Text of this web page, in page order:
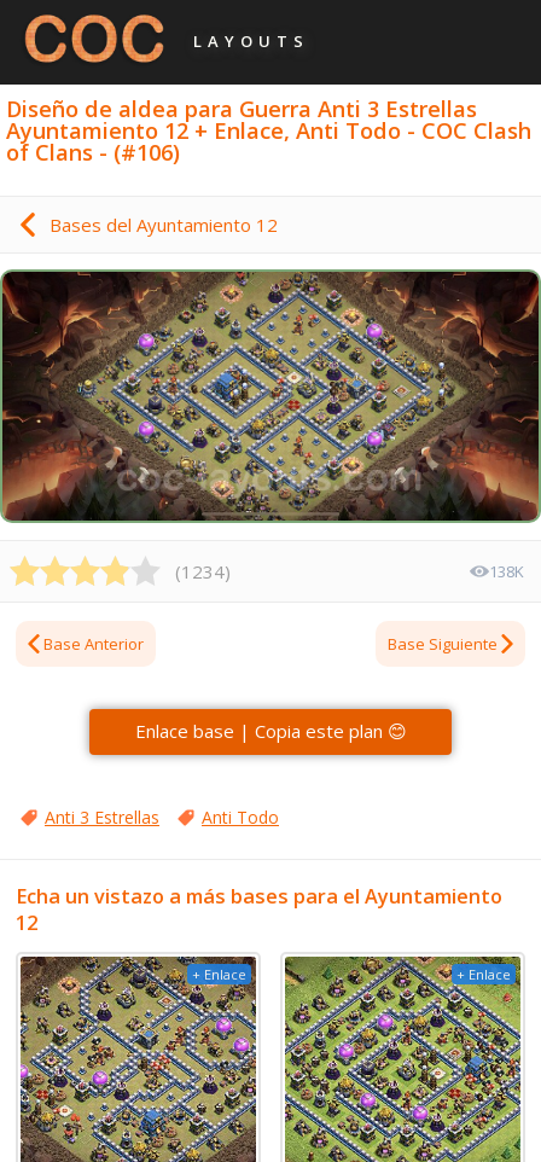
LAYOUTS
Diseño de aldea para Guerra Anti 3 Estrellas
Ayuntamiento 12 + Enlace, Anti Todo - COC Clash
of Clans - (#106)
Bases del Ayuntamiento 12
(1234) 138K
Base Anterior Base Siguiente
Enlace base | Copia este plan 😊
Anti 3 Estrellas Anti Todo
Echa un vistazo a más bases para el Ayuntamiento
12
+ Enlace + Enlace